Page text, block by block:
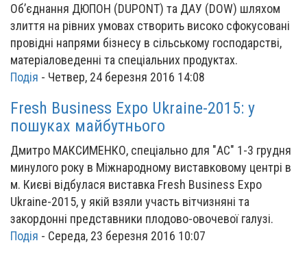
Об’єднання ДЮПОН (DUPONT) та ДАУ (DOW) шляхом
злиття на рівних умовах створить високо сфокусовані
провідні напрями бізнесу в сільському господарстві,
матеріаловеденні та спеціальних продуктах.
Подія - Четвер, 24 березня 2016 14:08
Fresh Business Expo Ukraine-2015: у
пошуках майбутнього
Дмитро МАКСИМЕНКО, спеціально для "АС" 1-3 грудня
минулого року в Міжнародному виставковому центрі в
м. Києві відбулася виставка Fresh Business Expo
Ukraine-2015, у якій взяли участь вітчизняні та
закордонні представники плодово-овочевої галузі.
Подія - Середа, 23 березня 2016 10:07